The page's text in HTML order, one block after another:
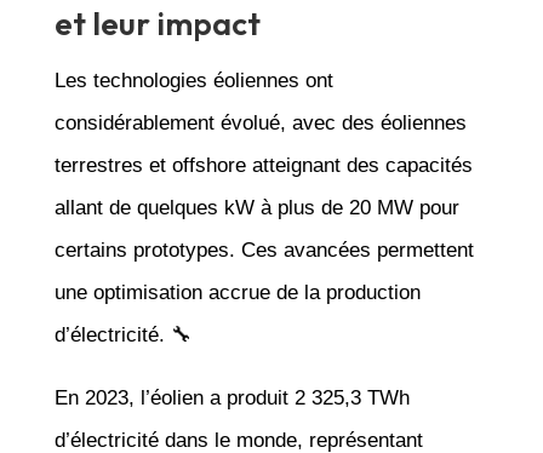
et leur impact
Les technologies éoliennes ont
considérablement évolué, avec des éoliennes
terrestres et offshore atteignant des capacités
allant de quelques kW à plus de 20 MW pour
certains prototypes. Ces avancées permettent
une optimisation accrue de la production
d’électricité. 🔧
En 2023, l’éolien a produit 2 325,3 TWh
d’électricité dans le monde, représentant